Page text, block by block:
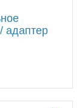
адаптер